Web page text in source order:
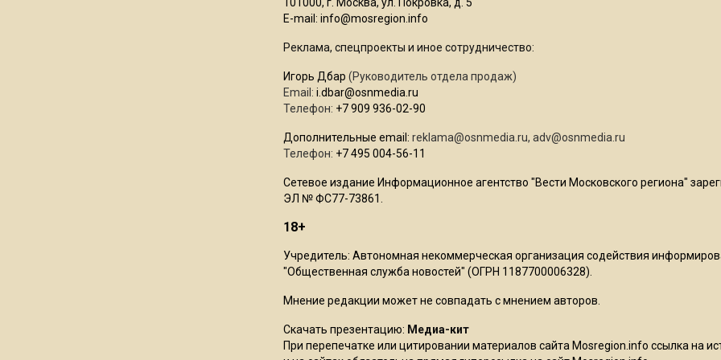
E-mail: info@mosregion.info
Реклама, спецпроекты и иное сотрудничество:
Игорь Дбар (Руководитель отдела продаж)
Email: i.dbar@osnmedia.ru
Телефон: +7 909 936-02-90
Дополнительные email: reklama@osnmedia.ru, adv@osnmedia.ru
Телефон: +7 495 004-56-11
Сетевое издание Информационное агентство "Вести Московского региона"
ЭЛ № ФС77-73861.
18+
Учредитель: Автономная некоммерческая организация содействия
"Общественная служба новостей" (ОГРН 1187700006328).
Мнение редакции может не совпадать с мнением авторов.
Скачать презентацию: Медиа-кит
При перепечатке или цитировании материалов сайта Mosregion.info ссылка на